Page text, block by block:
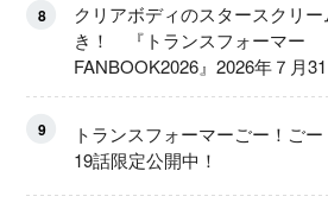
8
クリアボディのスタースクリ
き！ 『トランスフォーマー
FANBOOK2026』2026年７月31
9
トランスフォーマーごー！ご
19話限定公開中！